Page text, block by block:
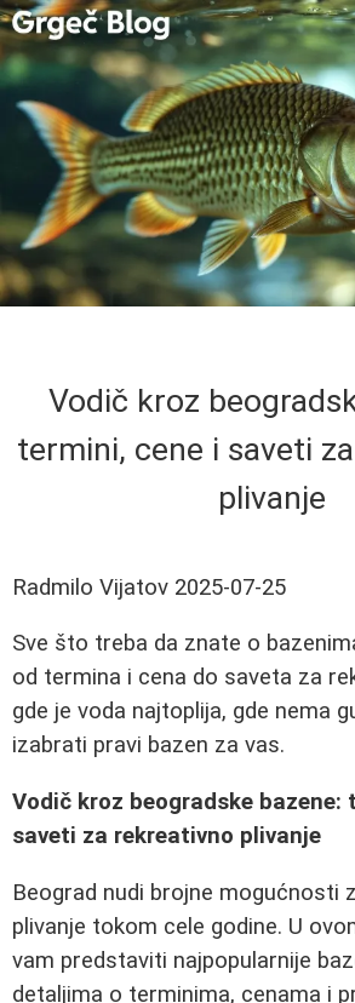
Vodič kroz
termini, cene i saveti
plivanje
Radmilo Vijatov 2025-07-25
Sve što treba da znate o
od termina i cena do saveta za
gde je voda najtoplija, gde nema
izabrati pravi bazen za vas.
Vodič kroz beogradske bazene:
saveti za rekreativno plivanje
Beograd nudi brojne mogućnosti
plivanje tokom cele godine. U
vam predstaviti najpopularnije
detaljima o terminima, cenama i